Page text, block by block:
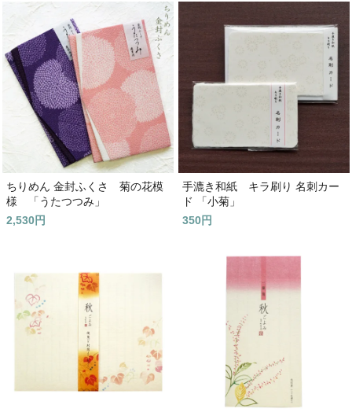
ちりめん 金封ふくさ 菊の花模
様 「うたつつみ」
2,530円
手漉き和紙 キラ刷り 名刺カー
ド 「小菊」
350円